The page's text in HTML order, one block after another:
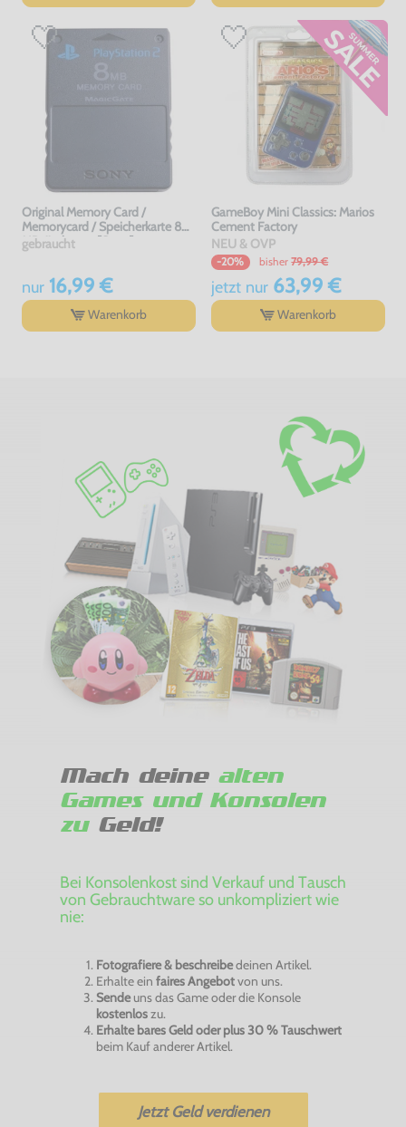
Original Memory Card /
Memorycard / Speicherkarte 8
MB #schwarz [Sony]
gebraucht
nur16,99 €
Warenkorb
GameBoy Mini Classics: Marios
Cement Factory
NEU & OVP
-20% bisher 79,99 €
jetzt nur63,99 €
Warenkorb
Mach deine alten
Games und Konsolen
zuGeld!
Bei Konsolenkost sind Verkauf und Tausch
von Gebrauchtware so unkompliziert wie
nie:
Fotografiere & beschreibedeinen Artikel.
Erhalte ein faires Angebotvon uns.
Sendeuns das Game oder die Konsole
kostenloszu.
Erhalte bares Geld oder plus 30 % Tauschwert
beim Kauf anderer Artikel.
Jetzt Geld verdienen